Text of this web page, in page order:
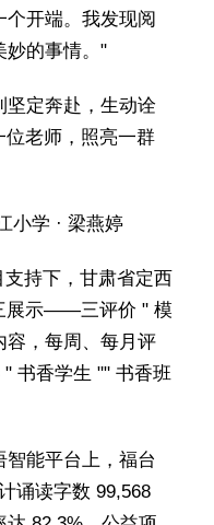
个开端。我发现阅
妙的事情。"
坚定奔赴，生动诠
老师，照亮一群
学 · 梁燕婷
持下，甘肃省定西
展示——三评价 " 模
容，每周、每月评
书香学生 "" 书香班
能平台上，福台
诵读字数 99,568